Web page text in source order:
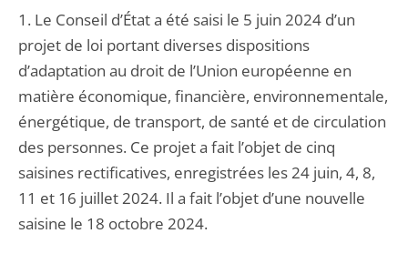
1. Le Conseil d’État a été saisi le 5 juin 2024 d’un
projet de loi portant diverses dispositions
d’adaptation au droit de l’Union européenne en
matière économique, financière, environnementale,
énergétique, de transport, de santé et de circulation
des personnes. Ce projet a fait l’objet de cinq
saisines rectificatives, enregistrées les 24 juin, 4, 8,
11 et 16 juillet 2024. Il a fait l’objet d’une nouvelle
saisine le 18 octobre 2024.